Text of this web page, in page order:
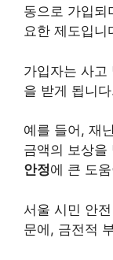
동으로 가입되
요한 제도입니
가입자는 사고
을 받게 됩니
예를 들어, 재
금액의 보상을
안정에 큰 도
서울 시민 안
문에, 금전적